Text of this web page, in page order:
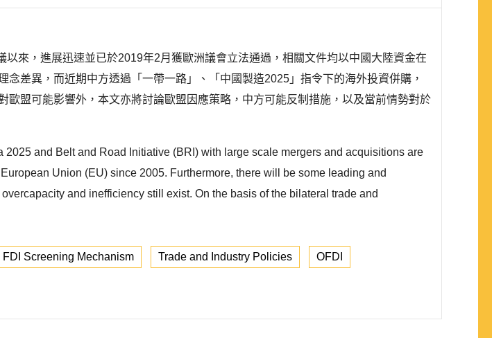
來，進展迅速並已於2019年2月獲歐洲議會立法通過，相關文件均以中國大陸資金在
差異，而近期中方透過「一帶一路」、「中國製造2025」指令下的海外投資併購，
盟可能影響外，本文亦將討論歐盟因應策略，中方可能反制措施，以及當前情勢對於
and Belt and Road Initiative (BRI) with large scale mergers and acquisitions are
Union (EU) since 2005. Furthermore, there will be some leading and
and inefficiency still exist. On the basis of the bilateral trade and
FDI Screening Mechanism Trade and Industry Policies OFDI